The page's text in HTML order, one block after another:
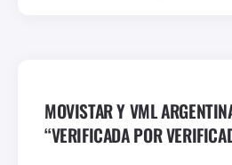
MOVISTAR Y VML
“VERIFICADA POR